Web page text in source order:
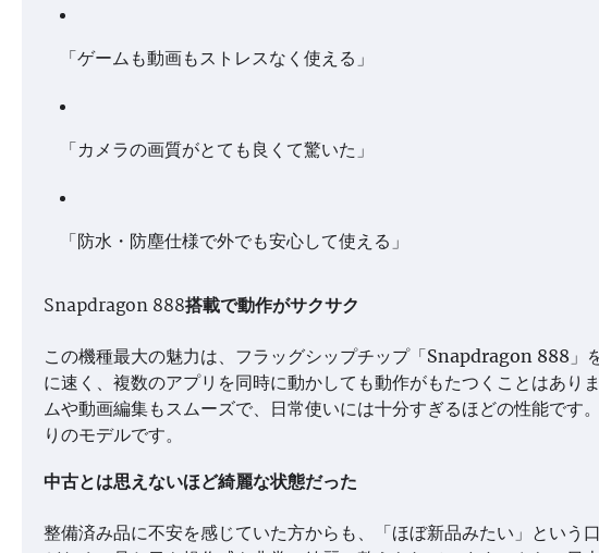
「ゲームも動画もストレスなく使える」
「カメラの画質がとても良くて驚いた」
「防水・防塵仕様で外でも安心して使える」
Snapdragon 888搭載で動作がサクサク
この機種最大の魅力は、フラッグシップチップ「Snapdragon 888」
に速く、複数のアプリを同時に動かしても動作がもたつくことはあり
ムや動画編集もスムーズで、日常使いには十分すぎるほどの性能です
りのモデルです。
中古とは思えないほど綺麗な状態だった
整備済み品に不安を感じていた方からも、「ほぼ新品みたい」という